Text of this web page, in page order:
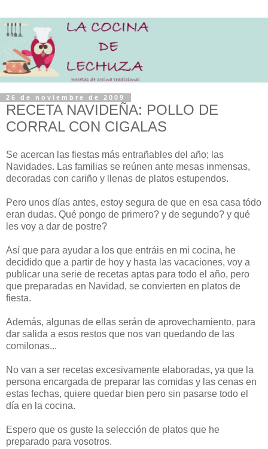
26 de noviembre de 2009
RECETA NAVIDEÑA: POLLO DE
CORRAL CON CIGALAS
Se acercan las fiestas más entrañables del año; las
Navidades. Las familias se reúnen ante mesas inmensas,
decoradas con cariño y llenas de platos estupendos.
Pero unos días antes, estoy segura de que en esa casa tódo
eran dudas. Qué pongo de primero? y de segundo? y qué
les voy a dar de postre?
Así que para ayudar a los que entráis en mi cocina, he
decidido que a partir de hoy y hasta las vacaciones, voy a
publicar una serie de recetas aptas para todo el año, pero
que preparadas en Navidad, se convierten en platos de
fiesta.
Además, algunas de ellas serán de aprovechamiento, para
dar salida a esos restos que nos van quedando de las
comilonas...
No van a ser recetas excesivamente elaboradas, ya que la
persona encargada de preparar las comidas y las cenas en
estas fechas, quiere quedar bien pero sin pasarse todo el
día en la cocina.
Espero que os guste la selección de platos que he
preparado para vosotros.